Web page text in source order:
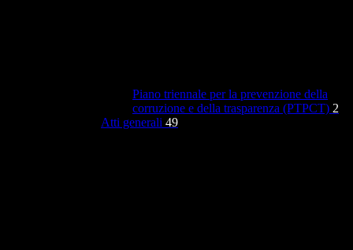
Piano triennale per la prevenzione della
corruzione e della trasparenza (PTPCT) 2
Atti generali 49